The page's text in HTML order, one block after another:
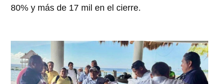
80% y más de 17 mil en el cierre.